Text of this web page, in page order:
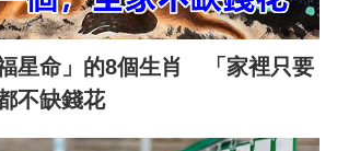
星命」的8個生肖 「家裡只要
不缺錢花